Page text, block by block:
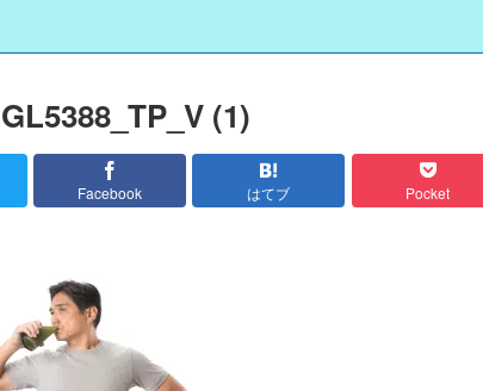
(1)
Facebook はてブ Pocket